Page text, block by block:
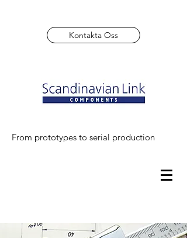
Kontakta Oss
From prototypes to serial production